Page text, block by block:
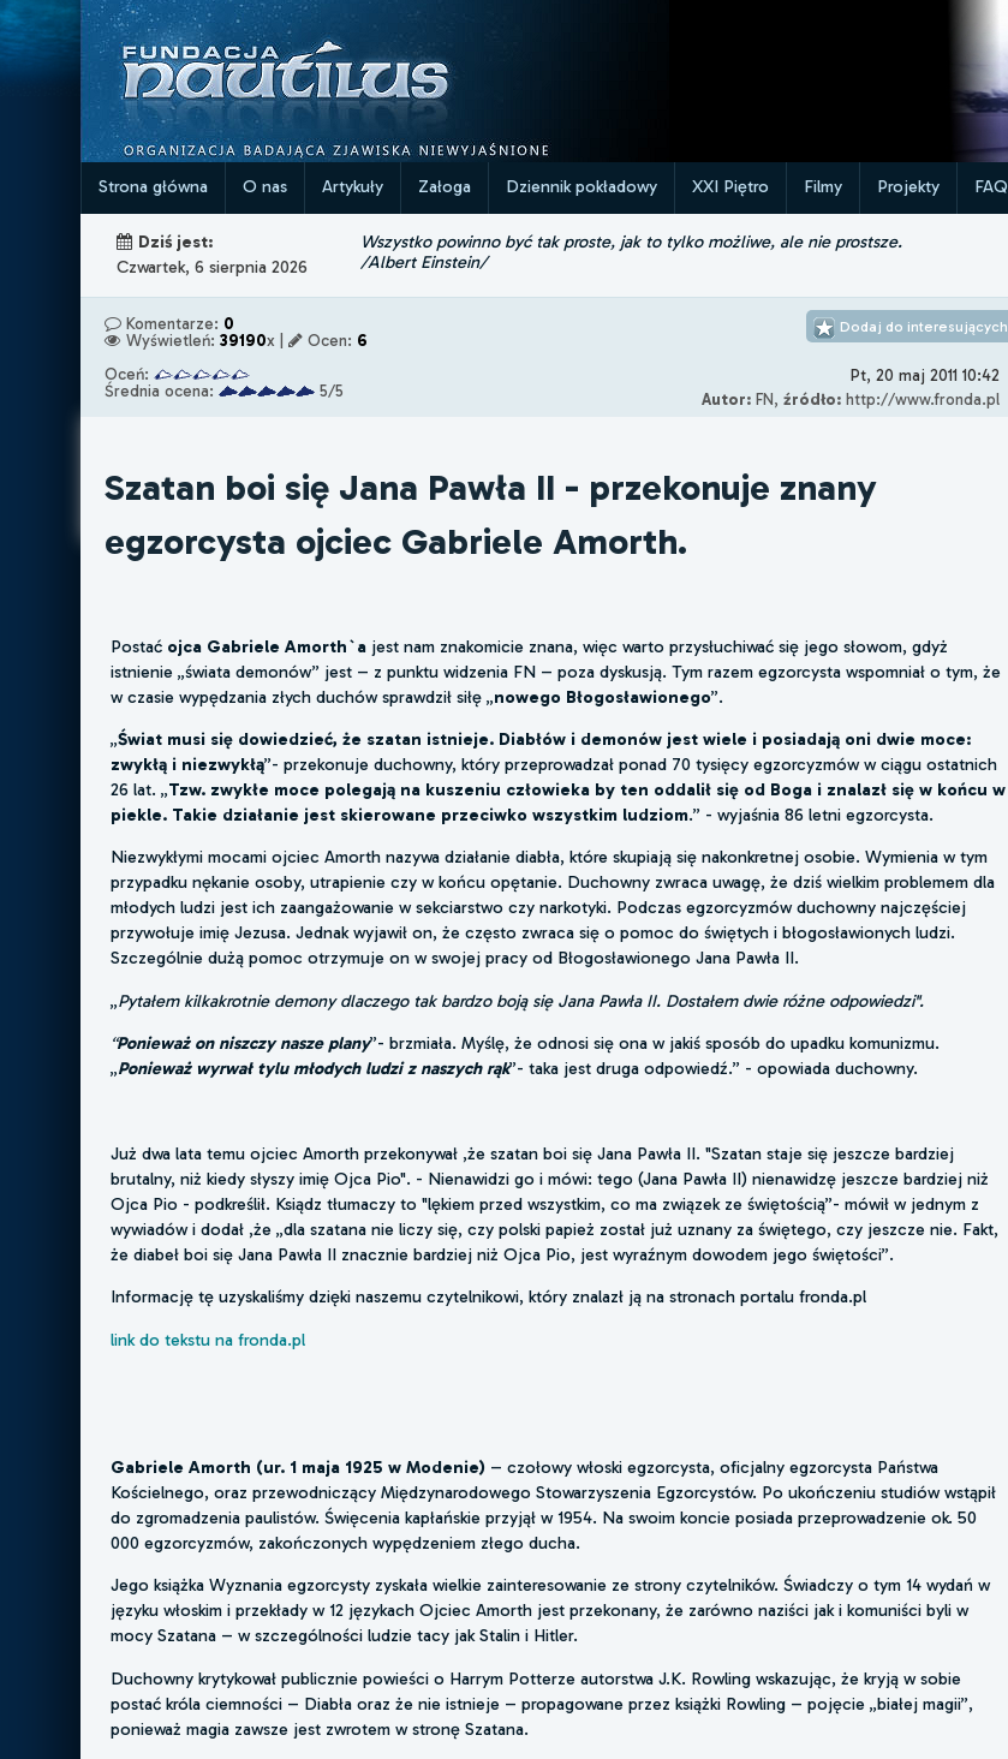
Strona główna O nas Artykuły Załoga Dziennik pokładowy XXI Piętro Filmy Projekty FAQ
Dziś jest:
Czwartek, 6 sierpnia 2026
Wszystko powinno być tak proste, jak to tylko możliwe, ale nie prostsze.
/Albert Einstein/
Komentarze: 0
Wyświetleń:39190x | Ocen: 6
Oceń:
Średnia ocena:
5/5
Dodaj do interesujących
Pt, 20 maj 2011 10:42
Autor:FN, źródło:http://www.fronda.pl
Szatan boi się Jana Pawła II - przekonuje znany
egzorcysta ojciec Gabriele Amorth.
Postać ojca Gabriele Amorth`a jest nam znakomicie znana, więc warto przysłuchiwać się jego słowom, gdyż
istnienie „świata demonów” jest – z punktu widzenia FN – poza dyskusją. Tym razem egzorcysta wspomniał o tym, że
w czasie wypędzania złych duchów sprawdził siłę „nowego Błogosławionego”.
„Świat musi się dowiedzieć, że szatan istnieje. Diabłów i demonów jest wiele i posiadają oni dwie moce:
zwykłą i niezwykłą”- przekonuje duchowny, który przeprowadzał ponad 70 tysięcy egzorcyzmów w ciągu ostatnich
26 lat. „Tzw. zwykłe moce polegają na kuszeniu człowieka by ten oddalił się od Boga i znalazł się w końcu w
piekle. Takie działanie jest skierowane przeciwko wszystkim ludziom.” - wyjaśnia 86 letni egzorcysta.
Niezwykłymi mocami ojciec Amorth nazywa działanie diabła, które skupiają się nakonkretnej osobie. Wymienia w tym
przypadku nękanie osoby, utrapienie czy w końcu opętanie. Duchowny zwraca uwagę, że dziś wielkim problemem dla
młodych ludzi jest ich zaangażowanie w sekciarstwo czy narkotyki. Podczas egzorcyzmów duchowny najczęściej
przywołuje imię Jezusa. Jednak wyjawił on, że często zwraca się o pomoc do świętych i błogosławionych ludzi.
Szczególnie dużą pomoc otrzymuje on w swojej pracy od Błogosławionego Jana Pawła II.
„Pytałem kilkakrotnie demony dlaczego tak bardzo boją się Jana Pawła II. Dostałem dwie różne odpowiedzi".
“Ponieważ on niszczy nasze plany”- brzmiała. Myślę, że odnosi się ona w jakiś sposób do upadku komunizmu.
„Ponieważ wyrwał tylu młodych ludzi z naszych rąk”- taka jest druga odpowiedź.” - opowiada duchowny.
Już dwa lata temu ojciec Amorth przekonywał ,że szatan boi się Jana Pawła II. "Szatan staje się jeszcze bardziej
brutalny, niż kiedy słyszy imię Ojca Pio". - Nienawidzi go i mówi: tego (Jana Pawła II) nienawidzę jeszcze bardziej niż
Ojca Pio - podkreślił. Ksiądz tłumaczy to "lękiem przed wszystkim, co ma związek ze świętością”- mówił w jednym z
wywiadów i dodał ,że „dla szatana nie liczy się, czy polski papież został już uznany za świętego, czy jeszcze nie. Fakt,
że diabeł boi się Jana Pawła II znacznie bardziej niż Ojca Pio, jest wyraźnym dowodem jego świętości”.
Informację tę uzyskaliśmy dzięki naszemu czytelnikowi, który znalazł ją na stronach portalu fronda.pl
link do tekstu na fronda.pl
Gabriele Amorth (ur. 1 maja 1925 w Modenie) – czołowy włoski egzorcysta, oficjalny egzorcysta Państwa
Kościelnego, oraz przewodniczący Międzynarodowego Stowarzyszenia Egzorcystów. Po ukończeniu studiów wstąpił
do zgromadzenia paulistów. Święcenia kapłańskie przyjął w 1954. Na swoim koncie posiada przeprowadzenie ok. 50
000 egzorcyzmów, zakończonych wypędzeniem złego ducha.
Jego książka Wyznania egzorcysty zyskała wielkie zainteresowanie ze strony czytelników. Świadczy o tym 14 wydań w
języku włoskim i przekłady w 12 językach Ojciec Amorth jest przekonany, że zarówno naziści jak i komuniści byli w
mocy Szatana – w szczególności ludzie tacy jak Stalin i Hitler.
Duchowny krytykował publicznie powieści o Harrym Potterze autorstwa J.K. Rowling wskazując, że kryją w sobie
postać króla ciemności – Diabła oraz że nie istnieje – propagowane przez książki Rowling – pojęcie „białej magii”,
ponieważ magia zawsze jest zwrotem w stronę Szatana.